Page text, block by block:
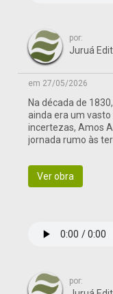
por:
Juruá
em 27/05/2026
Na década de
ainda era um
incertezas, Amos
jornada rumo às
Ver obra
por: